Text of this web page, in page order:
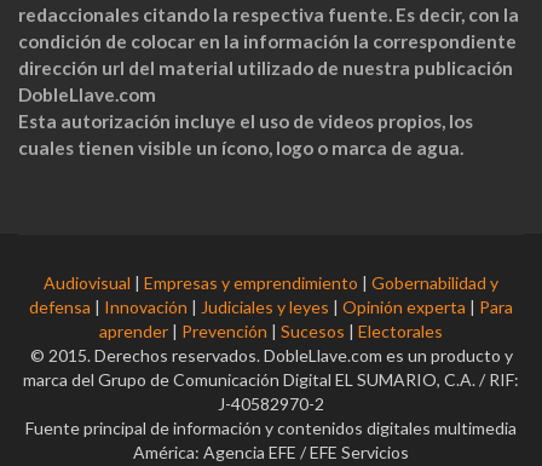
redaccionales citando la respectiva fuente. Es decir, con la
condición de colocar en la información la correspondiente
dirección url del material utilizado de nuestra publicación
DobleLlave.com
Esta autorización incluye el uso de videos propios, los
cuales tienen visible un ícono, logo o marca de agua.
Audiovisual | Empresas y emprendimiento | Gobernabilidad y
defensa | Innovación | Judiciales y leyes | Opinión experta | Para
aprender | Prevención | Sucesos | Electorales
© 2015. Derechos reservados. DobleLlave.com es un producto y
marca del Grupo de Comunicación Digital EL SUMARIO, C.A. / RIF:
J-40582970-2
Fuente principal de información y contenidos digitales multimedia
América: Agencia EFE / EFE Servicios